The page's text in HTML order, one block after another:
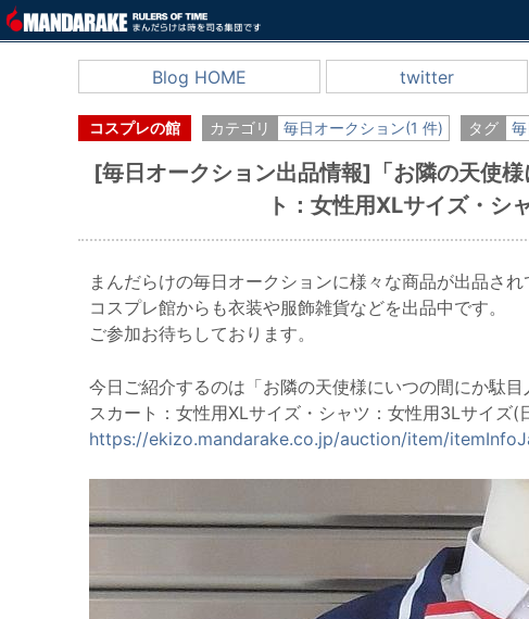
Blog HOME twitter
コスプレの館 カテゴリ 毎日オークション(1 件) タグ
[毎日オークション出品情報]「お隣の天使
ト：女性用XLサイズ・シ
まんだらけの毎日オークションに様々な商品が出品され
コスプレ館からも衣装や服飾雑貨などを出品中です。
ご参加お待ちしております。
今日ご紹介するのは「お隣の天使様にいつの間にか駄
スカート：女性用XLサイズ・シャツ：女性用3Lサイズ(
https://ekizo.mandarake.co.jp/auction/item/